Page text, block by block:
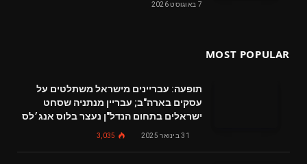
7 באוגוסט 2026
MOST POPULAR
תופעה: עבריינים מישראל משתלטים על
עסקים בארה"ב; עבריין מנתניה שסחט
ישראלים בתחום הנדל"ן נעצר בלוס אנג׳לס
31 בינואר 2025 3,035